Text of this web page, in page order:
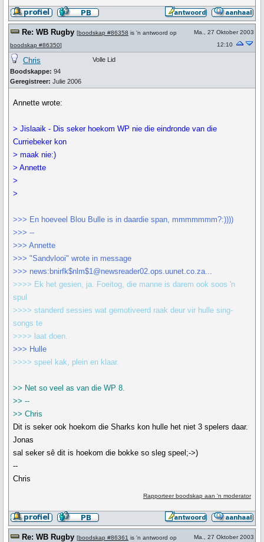
Re: WB Rugby [boodskap #86358 is 'n antwoord op
boodskap #86350]
Ma., 27 Oktober 2003
12:10
Chris
Boodskappe: 94
Geregistreer: Julie 2006
Volle Lid
Annette wrote:
> Jislaaik - Dis seker hoekom WP nie die eindronde van die
Curriebeker kon
> maak nie:)
> Annette
>
>
>>> En hoeveel Blou Bulle is in daardie span, mmmmmmm?:))))
>>> --
>>> Annette
>>> "Sandvlooi" wrote in message
>>> news:bnirfk$nlm$1@newsreader02.ops.uunet.co.za...
>>>> Ek het gesien, ja. Foeitog, die manne is darem ook soos 'n
spul
>>>> standerd sessies wat gemotiveerd raak deur vir hulle sing-
songs te
>>>> laat doen.
>>> Hulle
>>>> speel kak, plein en klaar.
>> Net so veel as van die WP 8.
>> --
>> Chris
Dit is seker ook hoekom die Sharks kon hulle het niet 3 spelers daar.
Jonas
sal seker sê dit is hoekom die bokke so sleg speel;->)
--
Chris
Rapporteer boodskap aan 'n moderator
Re: WB Rugby [boodskap #86361 is 'n antwoord op
Ma., 27 Oktober 2003